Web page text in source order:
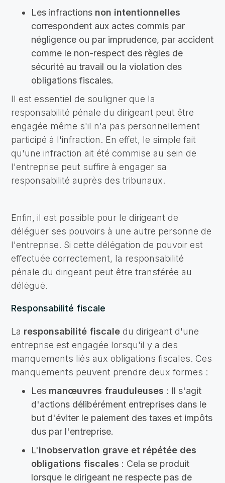
Les infractions non intentionnelles
correspondent aux actes commis par
négligence ou par imprudence, par accident
comme le non-respect des règles de
sécurité au travail ou la violation des
obligations fiscales.
Il est essentiel de souligner que la
responsabilité pénale du dirigeant peut être
engagée même s'il n'a pas personnellement
participé à l'infraction. En effet, le simple fait
qu'une infraction ait été commise au sein de
l'entreprise peut suffire à engager sa
responsabilité auprès des tribunaux.
Enfin, il est possible pour le dirigeant de
déléguer ses pouvoirs à une autre personne de
l'entreprise. Si cette délégation de pouvoir est
effectuée correctement, la responsabilité
pénale du dirigeant peut être transférée au
délégué.
Responsabilité fiscale
La responsabilité fiscale du dirigeant d'une
entreprise est engagée lorsqu'il y a des
manquements liés aux obligations fiscales. Ces
manquements peuvent prendre deux formes :
Les manœuvres frauduleuses : Il s'agit
d'actions délibérément entreprises dans le
but d'éviter le paiement des taxes et impôts
dus par l'entreprise.
L'inobservation grave et répétée des
obligations fiscales : Cela se produit
lorsque le dirigeant ne respecte pas de